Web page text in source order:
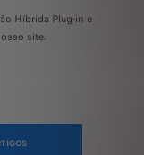
Híbrida Plug-in e
site.